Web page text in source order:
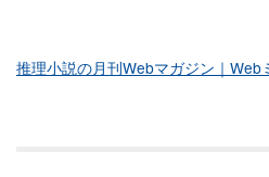
推理小説の月刊Webマガジン｜Web